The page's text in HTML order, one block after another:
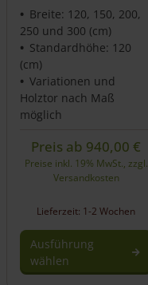
Breite: 120, 150, 200,
250 und 300 (cm)
Standardhöhe: 120
(cm)
Variationen und
Holztor nach Maß
möglich
Preis ab 940,00 €
Preise inkl. 19% MwSt., zzgl.
Versandkosten
Lieferzeit: 1-2 Wochen
Ausführung
wählen